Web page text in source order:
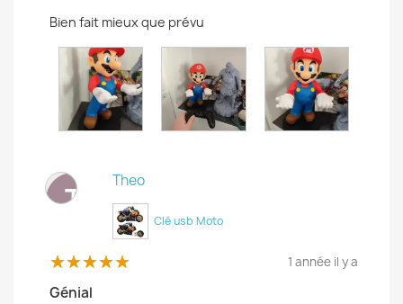
Bien fait mieux que prévu
T
Theo
Clé usb Moto
1 année il y a
Génial